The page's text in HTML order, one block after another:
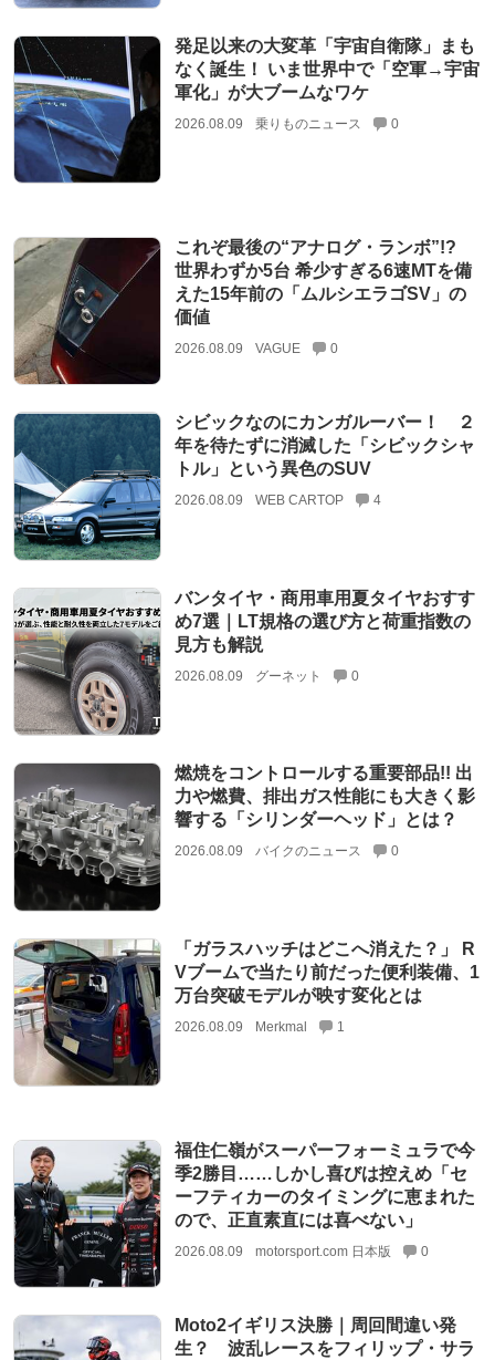
発足以来の大変革「宇宙自衛隊」まも
なく誕生！ いま世界中で「空軍→宇宙
軍化」が大ブームなワケ
2026.08.09 乗りものニュース 0
これぞ最後の“アナログ・ランボ”!?
世界わずか5台 希少すぎる6速MTを備
えた15年前の「ムルシエラゴSV」の
価値
2026.08.09 VAGUE 0
シビックなのにカンガルーバー！ ２
年を待たずに消滅した「シビックシャ
トル」という異色のSUV
2026.08.09 WEB CARTOP 4
バンタイヤ・商用車用夏タイヤおすす
め7選｜LT規格の選び方と荷重指数の
見方も解説
2026.08.09 グーネット 0
燃焼をコントロールする重要部品!! 出
力や燃費、排出ガス性能にも大きく影
響する「シリンダーヘッド」とは？
2026.08.09 バイクのニュース 0
「ガラスハッチはどこへ消えた？」 R
Vブームで当たり前だった便利装備、1
万台突破モデルが映す変化とは
2026.08.09 Merkmal 1
福住仁嶺がスーパーフォーミュラで今
季2勝目……しかし喜びは控えめ「セ
ーフティカーのタイミングに恵まれた
ので、正直素直には喜べない」
2026.08.09 motorsport.com 日本版 0
Moto2イギリス決勝｜周回間違い発
生？ 波乱レースをフィリップ・サラ